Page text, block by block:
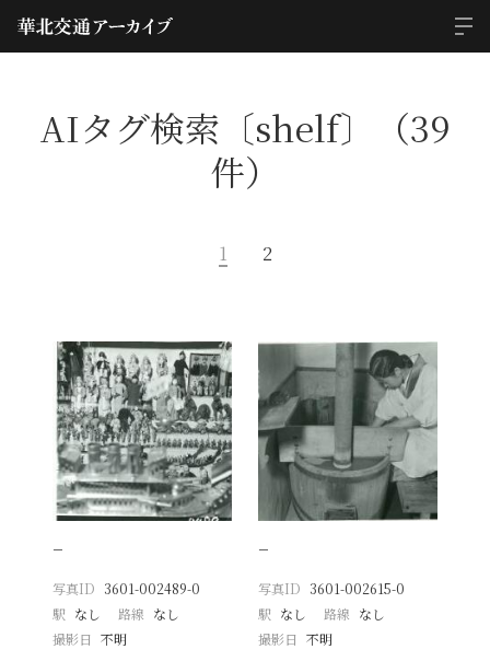
AIタグ検索〔shelf〕（39
件）
1 2
−
写真ID 3601-002489-0
駅 なし 路線 なし
撮影日
不明
−
写真ID 3601-002615-0
駅 なし 路線 なし
撮影日 不明